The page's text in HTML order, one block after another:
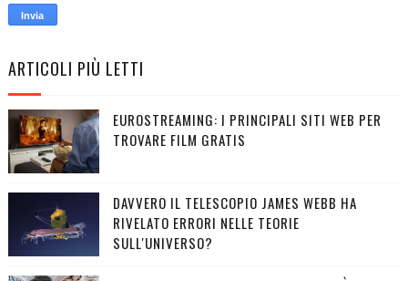
ARTICOLI PIÙ LETTI
EUROSTREAMING: I PRINCIPALI SITI WEB PER
TROVARE FILM GRATIS
DAVVERO IL TELESCOPIO JAMES WEBB HA
RIVELATO ERRORI NELLE TEORIE
SULL'UNIVERSO?